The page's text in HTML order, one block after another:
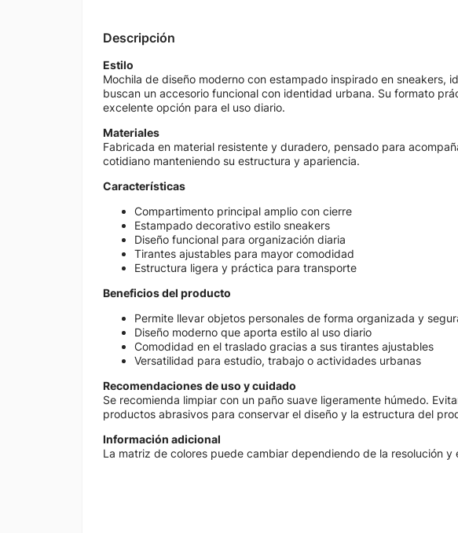
Descripción
Estilo
Mochila de diseño moderno con estampado inspirado en sneakers,
buscan un accesorio funcional con identidad urbana. Su formato
excelente opción para el uso diario.
Materiales
Fabricada en material resistente y duradero, pensado para
cotidiano manteniendo su estructura y apariencia.
Características
Compartimento principal amplio con cierre
Estampado decorativo estilo sneakers
Diseño funcional para organización diaria
Tirantes ajustables para mayor comodidad
Estructura ligera y práctica para transporte
Beneficios del producto
Permite llevar objetos personales de forma organizada y
Diseño moderno que aporta estilo al uso diario
Comodidad en el traslado gracias a sus tirantes ajustables
Versatilidad para estudio, trabajo o actividades urbanas
Recomendaciones de uso y cuidado
Se recomienda limpiar con un paño suave ligeramente húmedo.
productos abrasivos para conservar el diseño y la estructura del
Información adicional
La matriz de colores puede cambiar dependiendo de la resolución y